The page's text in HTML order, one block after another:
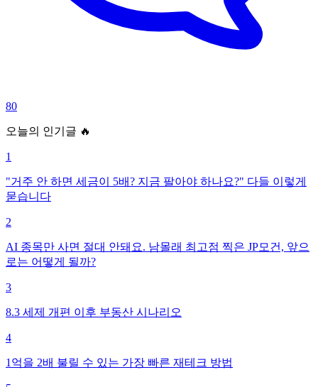
80
오늘의 인기글 🔥
1
"거주 안 하면 세금이 5배? 지금 팔아야 하나요?" 다들 이렇게
묻습니다
2
AI 종목만 사면 절대 안돼요. 남몰래 최고점 찍은 JP모건, 앞으
로는 어떻게 될까?
3
8.3 세제 개편 이후 부동산 시나리오
4
1억을 2배 불릴 수 있는 가장 빠른 재테크 방법